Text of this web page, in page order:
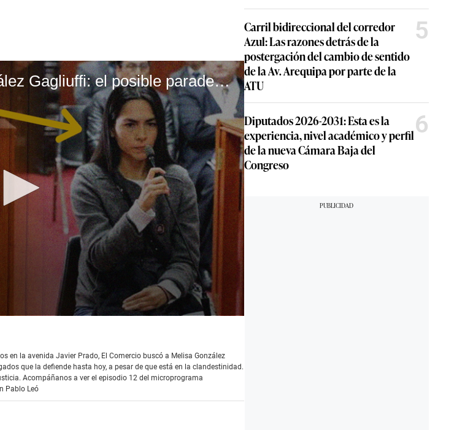
Pasa En La Calle 12 - González Gagliuffi: el posible paradero de la mujer prófuga que se niega a entregarse#VideosEC
en la avenida Javier Prado, El Comercio buscó a Melisa González
que la defiende hasta hoy, a pesar de que está en la clandestinidad.
Acompáñanos a ver el episodio 12 del microprograma
Pablo Leó
Carril bidireccional del corredor
Azul: Las razones detrás de la
postergación del cambio de sentido
de la Av. Arequipa por parte de la
ATU
5
Diputados 2026-2031: Esta es la
experiencia, nivel académico y perfil
de la nueva Cámara Baja del
Congreso
6